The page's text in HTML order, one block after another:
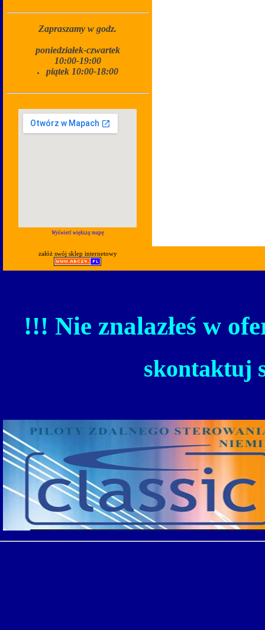
Zapraszamy w godz.
poniedziałek-czwartek
10:00-19:00
piątek 10:00-18:00
Wyświetl większą mapę
załóż swój sklep internetowy
!!! Nie znalazłeś w
skontaktuj